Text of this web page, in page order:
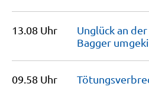
13.08 Uhr
Unglück an
Bagger
09.58 Uhr